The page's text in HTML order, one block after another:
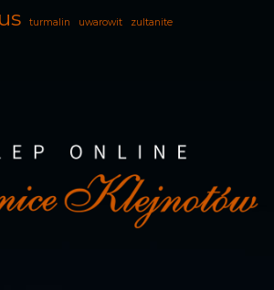
turmalin uwarowit zultanite